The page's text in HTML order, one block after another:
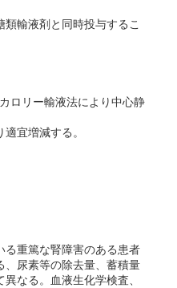
輸液剤と同時投与するこ
ロリー輸液法により中心静
宜増減する。
る重篤な腎障害のある患者
、尿素等の除去量、蓄積量
なる。血液生化学検査、